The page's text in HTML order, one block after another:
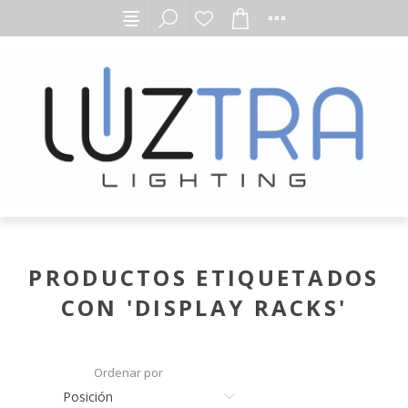
PRODUCTOS ETIQUETADOS
CON 'DISPLAY RACKS'
Ordenar por